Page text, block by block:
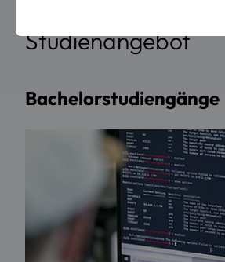
Studienangebot
Bachelorstudiengänge